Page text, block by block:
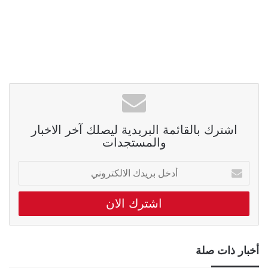
اشترك بالقائمة البريدية ليصلك آخر الاخبار
والمستجدات
أدخل
بريدك
الالكتروني
أخبار ذات صلة